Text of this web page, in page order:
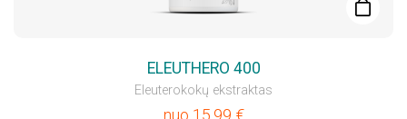
ELEUTHERO 400
Eleuterokokų ekstraktas
nuo 15.99 €